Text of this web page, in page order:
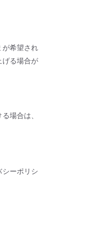
が希望され
げる場合が
場合は、
ーポリシ